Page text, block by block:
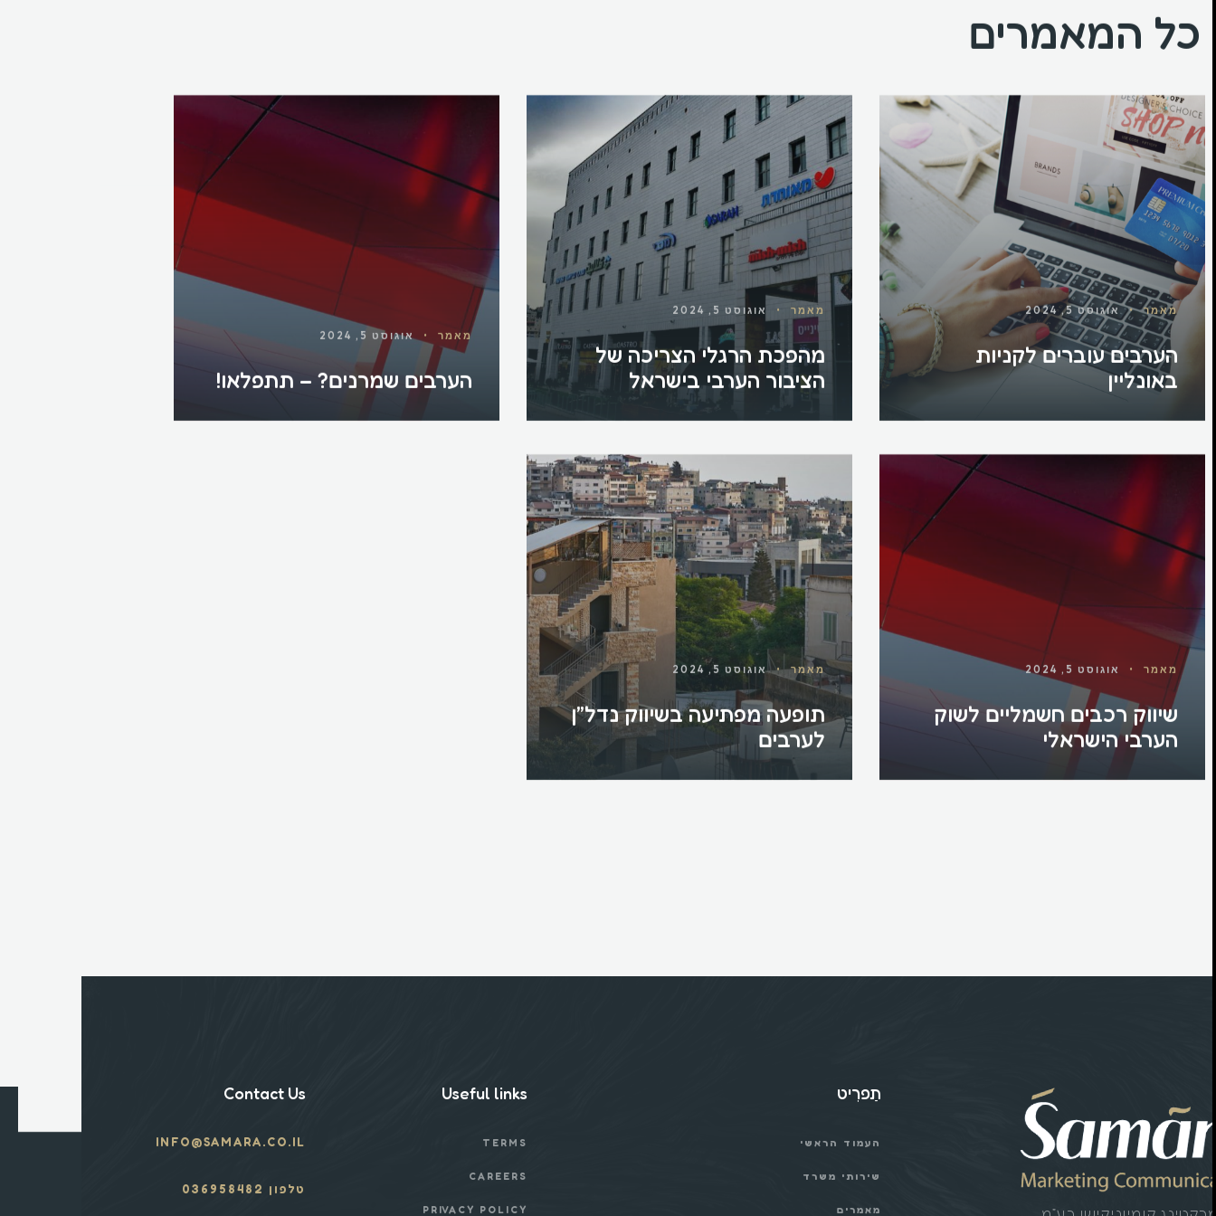
המאמרים
מאמר • אוגוסט 5, 2024
הערבים עוברים לקניות
באונליין
מאמר • אוגוסט 5, 2024
מהפכת הרגלי הצריכה של
הציבור הערבי בישראל
מאמר • אוגוסט 5, 2024
הערבים שמרנים? – תתפלאו!
מאמר • אוגוסט 5, 2024
שיווק רכבים חשמליים לשוק
הערבי הישראלי
מאמר • אוגוסט 5, 2024
תופעה מפתיעה בשיווק נדל”ן
לערבים
תַפרִיט
העמוד הראשי
שירותי משרד
מאמרים
Useful links
TERMS
CAREERS
PRIVACY POLICY
Contact Us
INFO@SAMARA.CO.IL
טלפון 036958482